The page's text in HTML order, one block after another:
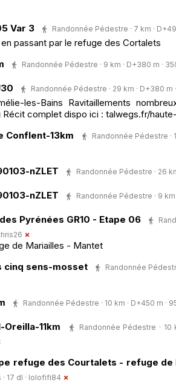
Var 3
Randonnée Pédestre · 7 km ·
passant par le refuge des Cortalets
Randonnée Pédestre · 9 km · D+380 m ·
Randonnée Pédestre · 29 km · D+380 m ·
les-Bains Ravitaillements
Récit complet dispo ici : talwegs.fr/
Conflent-13km
Randonnée Pédestre ·
nZLET Randonnée Pédestre · 26
nZLET Randonnée Pédestre · 9 km
Pyrénées GR10 - Etape 06
de Mariailles - Mantet
cinq sens-mosset
Randonnée
Randonnée Pédestre · 10 km · D+450 m ·
11km
Randonnée Pédestre · 10
refuge des Courtalets - refuge de
17 dl · lolofifi84